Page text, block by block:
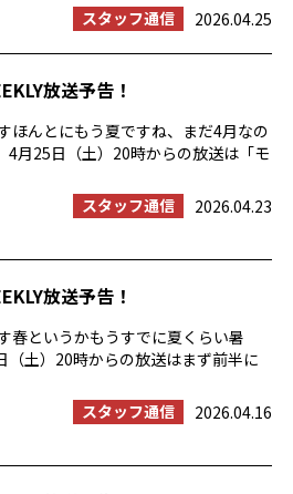
スタッフ通信
2026.04.25
放送予告！
ほんとにもう夏ですね、まだ4月なの
4月25日（土）20時からの放送は「モ
スタッフ通信
2026.04.23
放送予告！
春というかもうすでに夏くらい暑
土）20時からの放送はまず前半に
スタッフ通信
2026.04.16